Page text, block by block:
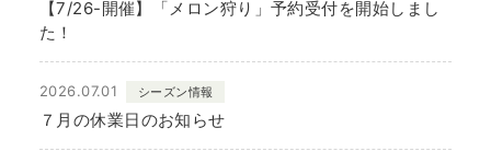
【7/26-開催】「メロン狩り」予約受付を開始しまし
た！
2026.07.01 シーズン情報
７月の休業日のお知らせ